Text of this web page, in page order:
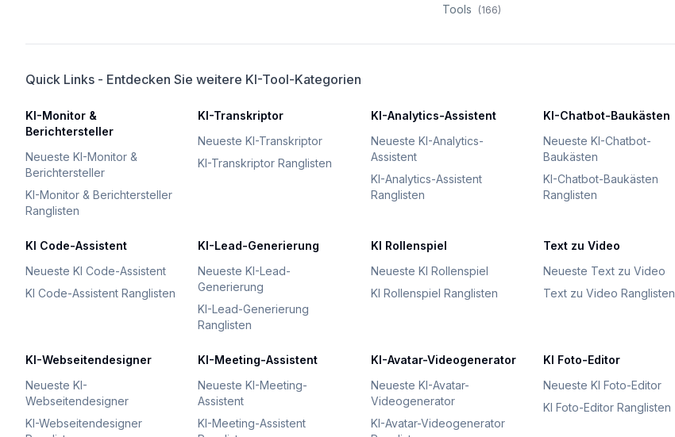
Tools
(166)
Quick Links - Entdecken Sie weitere KI-Tool-Kategorien
KI-Monitor &
Berichtersteller
Neueste KI-Monitor &
Berichtersteller
KI-Monitor & Berichtersteller
Ranglisten
KI-Transkriptor
Neueste KI-Transkriptor
KI-Transkriptor Ranglisten
KI-Analytics-Assistent
Neueste KI-Analytics-
Assistent
KI-Analytics-Assistent
Ranglisten
KI-Chatbot-Baukästen
Neueste KI-Chatbot-
Baukästen
KI-Chatbot-Baukästen
Ranglisten
KI Code-Assistent
Neueste KI Code-Assistent
KI Code-Assistent Ranglisten
KI-Lead-Generierung
Neueste KI-Lead-
Generierung
KI-Lead-Generierung
Ranglisten
KI Rollenspiel
Neueste KI Rollenspiel
KI Rollenspiel Ranglisten
Text zu Video
Neueste Text zu Video
Text zu Video Ranglisten
KI-Webseitendesigner
Neueste KI-
Webseitendesigner
KI-Webseitendesigner
KI-Meeting-Assistent
Neueste KI-Meeting-
Assistent
KI-Meeting-Assistent
KI-Avatar-Videogenerator
Neueste KI-Avatar-
Videogenerator
KI-Avatar-Videogenerator
KI Foto-Editor
Neueste KI Foto-Editor
KI Foto-Editor Ranglisten